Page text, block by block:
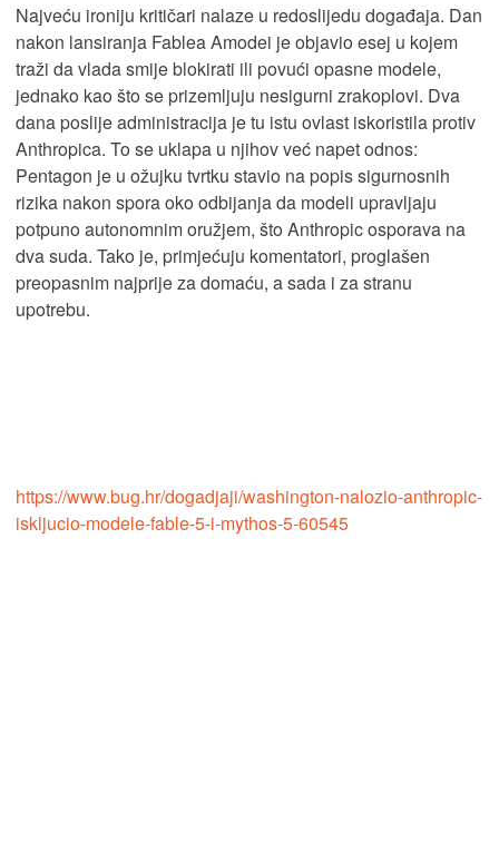
Najveću ironiju kritičari nalaze u redoslijedu događaja. Dan
nakon lansiranja Fablea Amodei je objavio esej u kojem
traži da vlada smije blokirati ili povući opasne modele,
jednako kao što se prizemljuju nesigurni zrakoplovi. Dva
dana poslije administracija je tu istu ovlast iskoristila protiv
Anthropica. To se uklapa u njihov već napet odnos:
Pentagon je u ožujku tvrtku stavio na popis sigurnosnih
rizika nakon spora oko odbijanja da modeli upravljaju
potpuno autonomnim oružjem, što Anthropic osporava na
dva suda. Tako je, primjećuju komentatori, proglašen
preopasnim najprije za domaću, a sada i za stranu
upotrebu.
https://www.bug.hr/dogadjaji/washington-nalozio-anthropic-
iskljucio-modele-fable-5-i-mythos-5-60545